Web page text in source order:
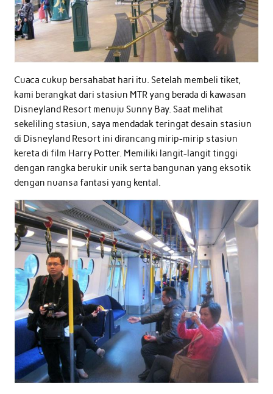
Cuaca cukup bersahabat hari itu. Setelah membeli tiket,
kami berangkat dari stasiun MTR yang berada di kawasan
Disneyland Resort menuju Sunny Bay. Saat melihat
sekeliling stasiun, saya mendadak teringat desain stasiun
di Disneyland Resort ini dirancang mirip-mirip stasiun
kereta di film Harry Potter. Memiliki langit-langit tinggi
dengan rangka berukir unik serta bangunan yang eksotik
dengan nuansa fantasi yang kental.